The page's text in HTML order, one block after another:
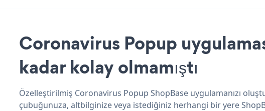
Coronavirus Popup
kadar kolay olmamıştı
Özelleştirilmiş Coronavirus Popup ShopBase uygulamanızı
çubuğunuza, altbilginize veya istediğiniz herhangi bir yere